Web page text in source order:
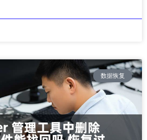
数据恢复